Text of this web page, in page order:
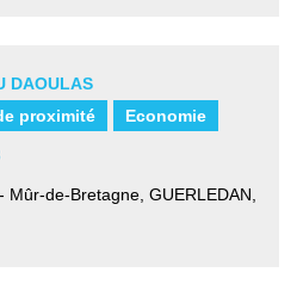
DAOULAS
proximité
Economie
Mûr-de-Bretagne, GUERLEDAN,